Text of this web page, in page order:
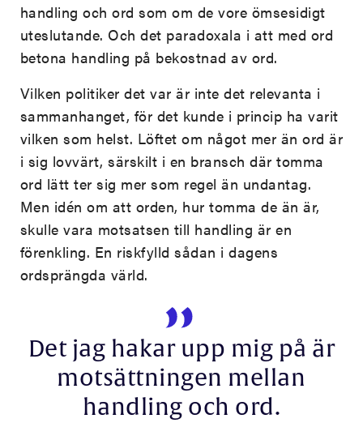
handling och ord som om de vore ömsesidigt
uteslutande. Och det paradoxala i att med ord
betona handling på bekostnad av ord.
Vilken politiker det var är inte det relevanta i
sammanhanget, för det kunde i princip ha varit
vilken som helst. Löftet om något mer än ord är
i sig lovvärt, särskilt i en bransch där tomma
ord lätt ter sig mer som regel än undantag.
Men idén om att orden, hur tomma de än är,
skulle vara motsatsen till handling är en
förenkling. En riskfylld sådan i dagens
ordsprängda värld.
Det jag hakar upp mig på är
motsättningen mellan
handling och ord.